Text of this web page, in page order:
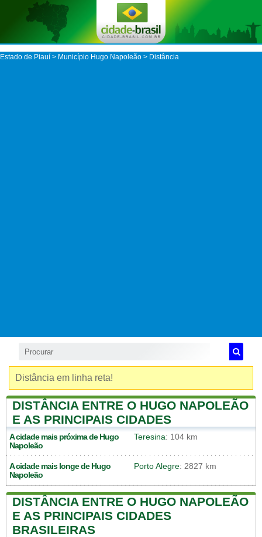
Estado de Piauí > Município Hugo Napoleão > Distância
Distância em linha reta!
DISTÂNCIA ENTRE O HUGO NAPOLEÃO
E AS PRINCIPAIS CIDADES
A cidade mais próxima de Hugo
Napoleão
Teresina: 104 km
A cidade mais longe de Hugo
Napoleão
Porto Alegre: 2827 km
DISTÂNCIA ENTRE O HUGO NAPOLEÃO
E AS PRINCIPAIS CIDADES
BRASILEIRAS